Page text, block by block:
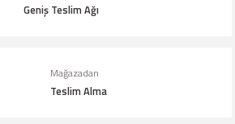
Geniş Teslim Ağı
Mağazadan
Teslim Alma